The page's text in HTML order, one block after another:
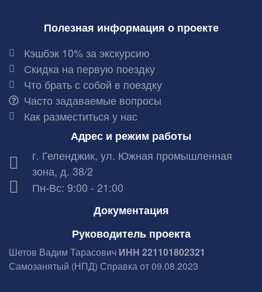
Полезная информация о проекте
Кэшбэк 10% за экскурсию
Скидка на первую поездку
Что брать с собой в поездку
Часто задаваемые вопросы
Как разместиться у нас
Адрес и режим работы
г. Геленджик, ул. Южная промышленная
зона, д. 38/2
Пн-Вс: 9:00 - 21:00
Документация
Руководитель проекта
Шетов Вадим Тарасович ИНН 221101802321
Самозанятый (НПД) Справка от 09.08.2023